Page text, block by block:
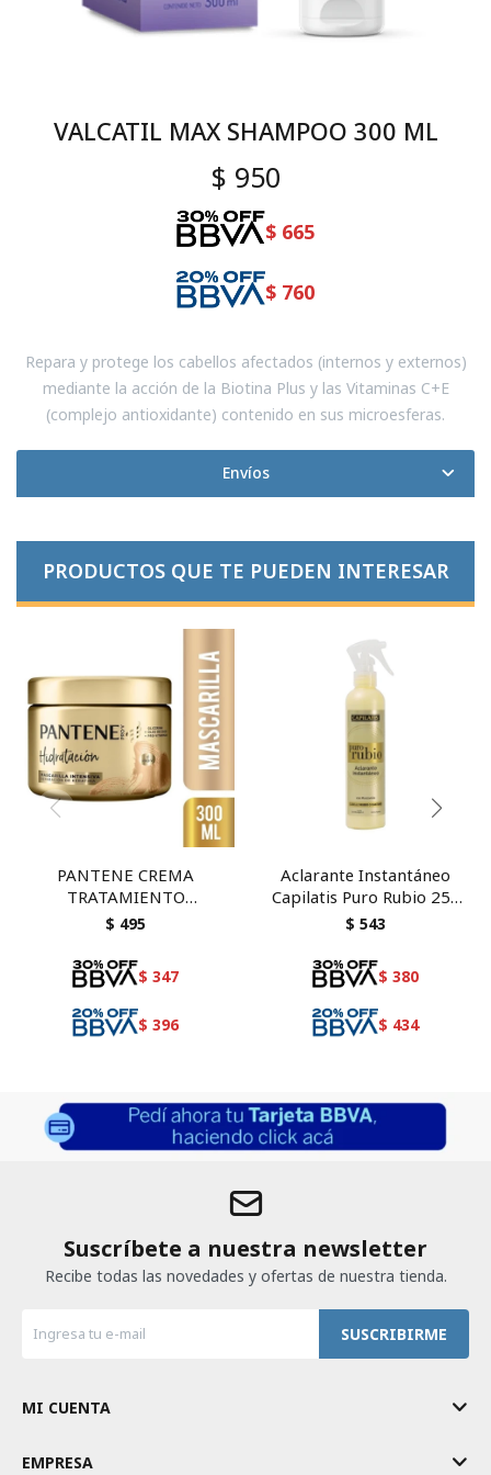
VALCATIL MAX SHAMPOO 300 ML
$ 950
$ 665
$ 760
Repara y protege los cabellos afectados (internos y externos)
mediante la acción de la Biotina Plus y las Vitaminas C+E
(complejo antioxidante) contenido en sus microesferas.
Envíos
PRODUCTOS QUE TE PUEDEN INTERESAR
PANTENE CREMA
TRATAMIENTO
HIDRATACION 300 ML
$ 495
$ 347
$ 396
Aclarante Instantáneo
Capilatis Puro Rubio 250
ml
$ 543
$ 380
$ 434
Suscríbete a nuestra newsletter
Recibe todas las novedades y ofertas de nuestra tienda.
SUSCRIBIRME
MI CUENTA
EMPRESA